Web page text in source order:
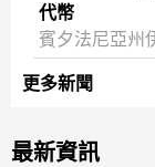
代幣
賓夕法尼亞州
更多新聞
最新資訊